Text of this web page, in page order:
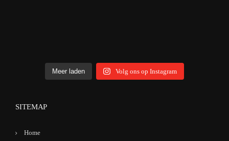
Meer laden Volg ons op Instagram
SITEMAP
Home